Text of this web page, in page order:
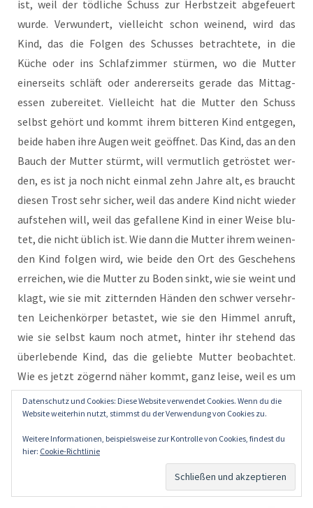
ist, weil der töd­li­che Schuss zur Herbst­zeit abge­feu­ert
wur­de. Ver­wun­dert, viel­leicht schon wei­nend, wird das
Kind, das die Fol­gen des Schus­ses betrach­te­te, in die
Küche oder ins Schlaf­zim­mer stür­men, wo die Mut­ter
einer­seits schläft oder ande­rer­seits gera­de das Mit­tag­
essen zube­rei­tet. Viel­leicht hat die Mut­ter den Schuss
selbst gehört und kommt ihrem bit­te­ren Kind ent­ge­gen,
bei­de haben ihre Augen weit geöff­net. Das Kind, das an den
Bauch der Mut­ter stürmt, will ver­mut­lich getrös­tet wer­
den, es ist ja noch nicht ein­mal zehn Jah­re alt, es braucht
die­sen Trost sehr sicher, weil das ande­re Kind nicht wie­der
auf­ste­hen will, weil das gefal­le­ne Kind in einer Wei­se blu­
tet, die nicht üblich ist. Wie dann die Mut­ter ihrem wei­nen­
den Kind fol­gen wird, wie bei­de den Ort des Gesche­hens
errei­chen, wie die Mut­ter zu Boden sinkt, wie sie weint und
klagt, wie sie mit zit­tern­den Hän­den den schwer ver­sehr­
ten Lei­chen­kör­per betas­tet, wie sie den Him­mel anruft,
wie sie selbst kaum noch atmet, hin­ter ihr ste­hend das
über­le­ben­de Kind, das die gelieb­te Mut­ter beob­ach­tet.
Wie es jetzt zögernd näher kommt, ganz lei­se, weil es um
Him­mels­wil­len die Repa­ra­tur­ar­bei­ten der Mut­ter nicht
stö­ren will. – stop
Datenschutz und Cookies: Diese Website verwendet Cookies. Wenn du die
Website weiterhin nutzt, stimmst du der Verwendung von Cookies zu.
Weitere Informationen, beispielsweise zur Kontrolle von Cookies, findest du
hier: Cookie-Richtlinie